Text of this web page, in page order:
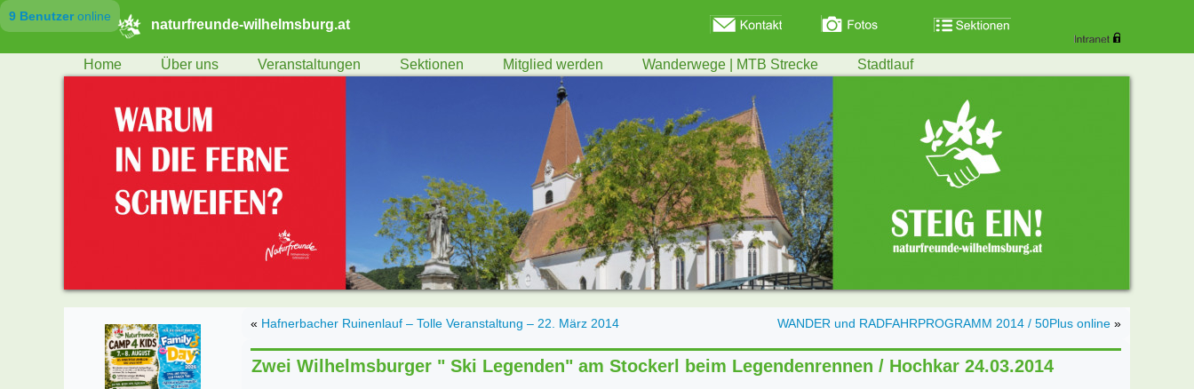
9 Benutzeronline
naturfreunde-wilhelmsburg.at
Home Über uns Veranstaltungen Sektionen Mitglied werden Wanderwege | MTB Strecke Stadtlauf
« Hafnerbacher Ruinenlauf – Tolle Veranstaltung – 22. März 2014 WANDER und RADFAHRPROGRAMM 2014 / 50Plus online »
Zwei Wilhelmsburger " Ski Legenden" am Stockerl beim Legendenrennen / Hochkar 24.03.2014